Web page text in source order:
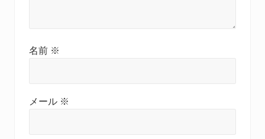
名前 ※
メール ※